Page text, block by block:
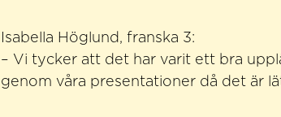
Isabella Höglund, franska 3:
– Vi tycker att det har varit ett bra
genom våra presentationer då det är